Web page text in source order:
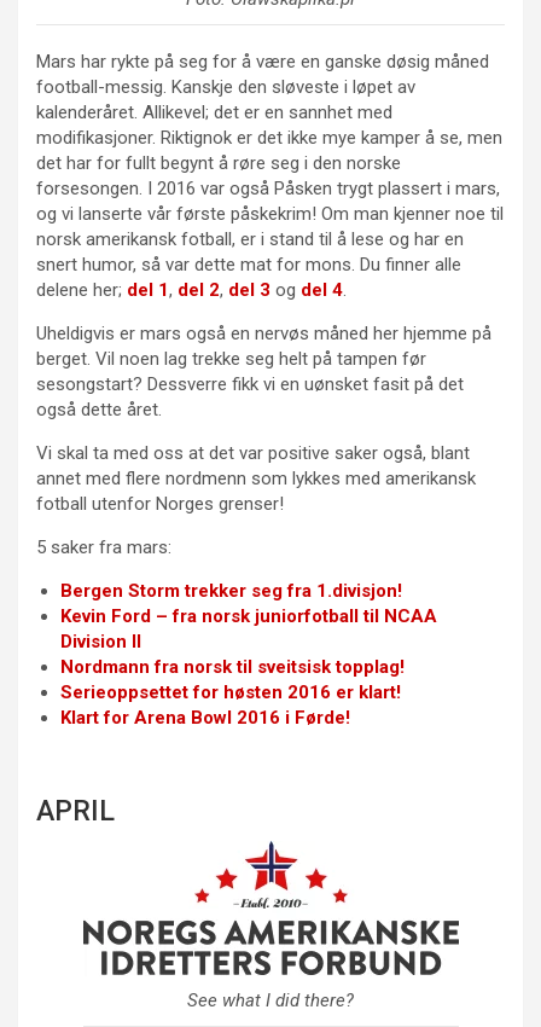
Mars har rykte på seg for å være en ganske døsig måned
football-messig. Kanskje den sløveste i løpet av
kalenderåret. Allikevel; det er en sannhet med
modifikasjoner. Riktignok er det ikke mye kamper å se, men
det har for fullt begynt å røre seg i den norske
forsesongen. I 2016 var også Påsken trygt plassert i mars,
og vi lanserte vår første påskekrim! Om man kjenner noe til
norsk amerikansk fotball, er i stand til å lese og har en
snert humor, så var dette mat for mons. Du finner alle
delene her; del 1, del 2, del 3 og del 4.
Uheldigvis er mars også en nervøs måned her hjemme på
berget. Vil noen lag trekke seg helt på tampen før
sesongstart? Dessverre fikk vi en uønsket fasit på det
også dette året.
Vi skal ta med oss at det var positive saker også, blant
annet med flere nordmenn som lykkes med amerikansk
fotball utenfor Norges grenser!
5 saker fra mars:
Bergen Storm trekker seg fra 1.divisjon!
Kevin Ford – fra norsk juniorfotball til NCAA
Division II
Nordmann fra norsk til sveitsisk topplag!
Serieoppsettet for høsten 2016 er klart!
Klart for Arena Bowl 2016 i Førde!
APRIL
See what I did there?